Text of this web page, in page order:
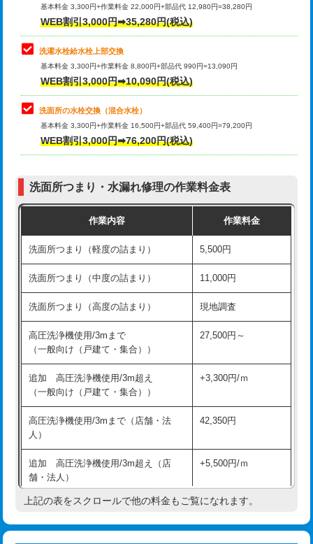
排水管工事（排水管工事/3ｍまで） 55,000円
排水管工事（追加 排水管工事/3ｍ超
え）
マス交換（土の掘削・埋め戻し作業）
マス交換（深さ50㎝未満）
マス交換（深さ50㎝以上）
モルタル補修（厚さ10㎝まで） 27,500円
モルタル補修（厚さ10㎝超え） 38,500円
洗面台設置 38,500円
バスタブ設置 現場見積
追加人工 16,500円
廃棄・処分 現場見積
※給水管工事は20mmまでの価格です。
その他部品の脱着
交換・取付（タンク）
交換・取付(単水栓（壁付・デッキ
式）)
交換・取付(混合水栓（壁付・デッキ
式・ワンホール）)
16,500円+材料費
（P/S/ポップアップ））
交換・取付（その他部品） 11,000円+材料費
持込商品取付（単水栓） 13,200円
持込商品取付（混合水栓） 16,500円
持込商品取付（浄水器・分岐水栓） 16,500円
給水管工事※（ホール加工) 16,500円
給水管工事※（バンド止め)
給水管工事※（支持金具設置) 5,500円
給水管工事※（保温材使用（バンド止
め込み）)
5,500円
給水管工事※（土の掘削・埋め戻し作
業)
11,000円
給水管工事※（塩ビ管（VP・HI）使
用/3ｍまで)
基本料金 3,300円+作業料金 22,000円+部品代 12,980円=38,280円
WEB割引3,000円➡35,280円(税込)
洗濯水栓給水栓上部交換
基本料金 3,300円+作業料金 8,800円+部品代 990円=13,090円
WEB割引3,000円➡10,090円(税込)
洗面所の水栓交換（混合水栓）
基本料金 3,300円+作業料金 16,500円+部品代 59,400円=79,200円
WEB割引3,000円➡76,200円(税込)
洗面所つまり・水漏れ修理の作業料金表
作業内容 作業料金
洗面所つまり（軽度の詰まり） 5,500円
洗面所つまり（中度の詰まり） 11,000円
洗面所つまり（高度の詰まり） 現地調査
高圧洗浄機使用/3mまで
（一般向け（戸建て・集合））
27,500円～
追加 高圧洗浄機使用/3m超え
（一般向け（戸建て・集合））
+3,300円/ｍ
高圧洗浄機使用/3mまで（店舗・法
人）
42,350円
追加 高圧洗浄機使用/3m超え（店
舗・法人）
+5,500円/ｍ
高度高圧洗浄換 現地調査
上記の表をスクロールで他の料金もご覧になれます。